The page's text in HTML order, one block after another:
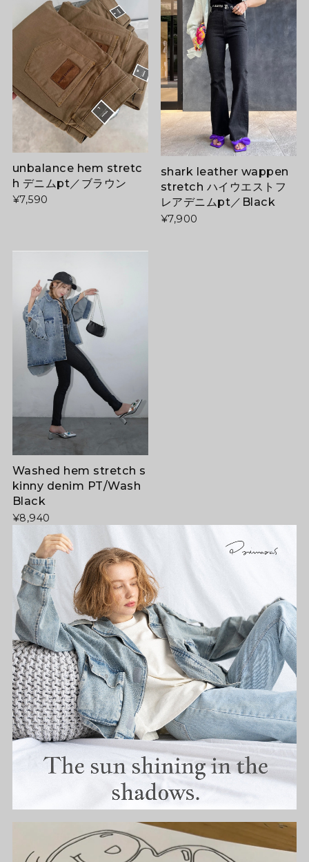
unbalance hem stretc
h デニムpt／ブラウン
¥7,590
shark leather wappen
stretch ハイウエストフ
レアデニムpt／Black
¥7,900
Washed hem stretch s
kinny denim PT/Wash
Black
¥8,940